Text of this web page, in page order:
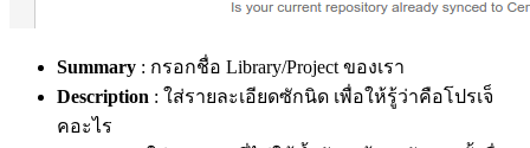
Summary : กรอกชื่อ Library/Project ของเรา
Description : ใส่รายละเอียดซักนิด เพื่อให้รู้ว่าคือโปรเจ็
คอะไร